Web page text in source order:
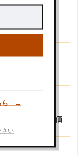
りつぶしています。
た点はあります
出来る点、
ありますか？
点
る求人情報を評価
ら →
さい